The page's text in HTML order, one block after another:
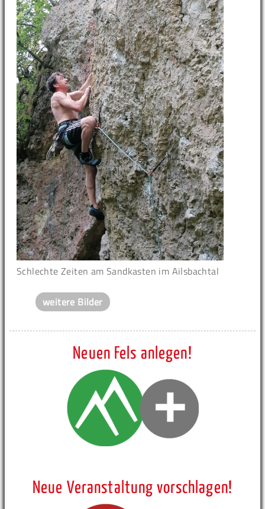
Schlechte Zeiten am Sandkasten im Ailsbachtal
weitere Bilder
Neuen Fels anlegen!
Neue Veranstaltung vorschlagen!